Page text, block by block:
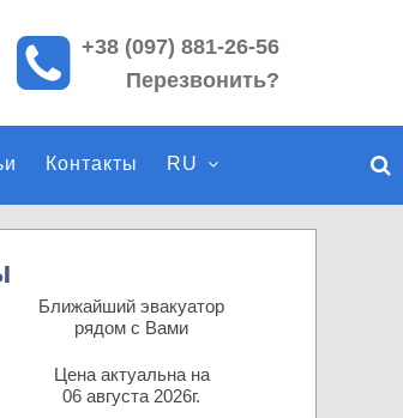
+38 (097) 881-26-56
Перезвонить?
Контакты RU
Ближайший эвакуатор
рядом с Вами
Цена актуальна на
06 августа 2026г.